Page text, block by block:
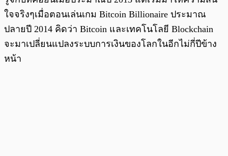
ใจจริงๆเมื่อตอนเล่นเกม Bitcoin Billionaire ประมาณ
ปลายปี 2014 คิดว่า Bitcoin และเทคโนโลยี Blockchain
จะมาเปลี่ยนแปลงระบบการเงินของโลกในอีกไม่กี่ปีข้าง
หน้า